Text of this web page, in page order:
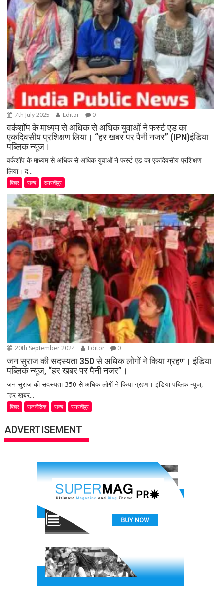
7th July 2025 Editor 0
वर्कशॉप के माध्यम से अधिक से अधिक युवाओं ने फर्स्ट एड का
एकदिवसीय प्रशिक्षण लिया। “हर खबर पर पैनी नजर” (IPN)इंडिया
पब्लिक न्यूज।
वर्कशॉप के माध्यम से अधिक से अधिक युवाओं ने फर्स्ट एड का एकदिवसीय प्रशिक्षण
लिया। द...
बिहार राज्य समस्तीपुर
20th September 2024 Editor 0
जन सुराज की सदस्यता 350 से अधिक लोगों ने किया ग्रहण। इंडिया
पब्लिक न्यूज, “हर खबर पर पैनी नजर”।
जन सुराज की सदस्यता 350 से अधिक लोगों ने किया ग्रहण। इंडिया पब्लिक न्यूज,
“हर खबर...
बिहार राजनीतिक राज्य समस्तीपुर
ADVERTISEMENT